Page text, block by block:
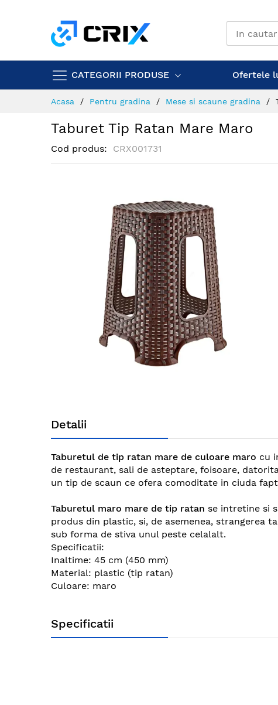
CATEGORII PRODUSE Ofertele
Acasa Pentru gradina Mese si scaune gradina
Taburet Tip Ratan Mare Maro
Cod produs CRX001731
the
beginning
the
images
gallery
Detalii
Taburetul de tip ratan mare de culoare maro cu
de restaurant, sali de asteptare, foisoare,
un tip de scaun ce ofera comoditate in ciuda
Taburetul maro mare de tip ratan se intretine si
produs din plastic, si, de asemenea, strangerea
sub forma de stiva unul peste celalalt.
Specificatii:
Inaltime: 45 cm (450 mm)
Material: plastic (tip ratan)
Culoare: maro
Specificatii